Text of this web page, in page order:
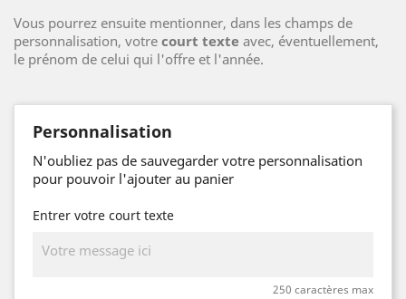
Vous pourrez ensuite mentionner, dans les champs de
personnalisation, votre court texte avec, éventuellement,
le prénom de celui qui l'offre et l'année.
Personnalisation
N'oubliez pas de sauvegarder votre personnalisation
pour pouvoir l'ajouter au panier
Entrer votre court texte
250 caractères max